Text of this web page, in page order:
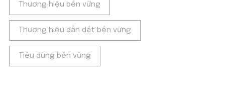
Thương hiệu bền vững
Thương hiệu dẫn dắt bền vững
Tiêu dùng bền vững